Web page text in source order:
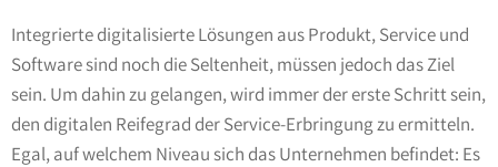
Integrierte digitalisierte Lösungen aus Produkt, Service und
Software sind noch die Seltenheit, müssen jedoch das Ziel
sein. Um dahin zu gelangen, wird immer der erste Schritt sein,
den digitalen Reifegrad der Service-Erbringung zu ermitteln.
Egal, auf welchem Niveau sich das Unternehmen befindet: Es